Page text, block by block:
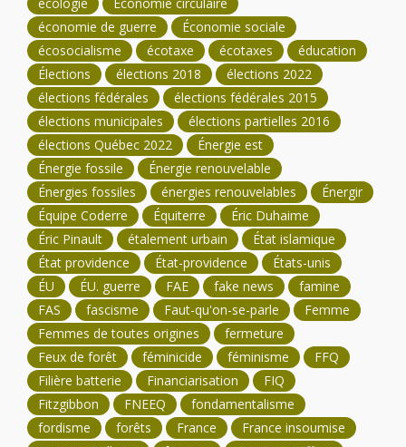
économie de guerre
Économie sociale
écosocialisme
écotaxe écotaxes
éducation
Élections
élections 2018
élections 2022
élections fédérales
élections fédérales 2015
élections municipales
élections partielles 2016
élections Québec 2022
Énergie est
Énergie fossile
Énergie renouvelable
Énergies fossiles
énergies renouvelables
Énergir
Équipe Coderre
Équiterre
Éric Duhaime
Éric Pinault
étalement urbain
État islamique
État providence
État-providence
États-unis
ÉU
ÉU. guerre FAE fake news
famine
FAS
fascisme Faut-qu'on-se-parle
Femme
Femmes de toutes origines
fermeture
Feux de forêt
féminicide féminisme
FFQ
Filière batterie
Financiarisation
FIQ
Fitzgibbon
FNEEQ
fondamentalisme
fordisme
forêts France
France insoumise